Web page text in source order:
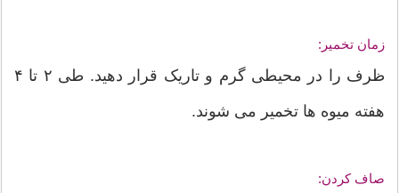
زمان تخمیر:
ظرف را در محیطی گرم و تاریک قرار دهید. طی ۲ تا ۴
هفته میوه ها تخمیر می شوند.
صاف کردن: